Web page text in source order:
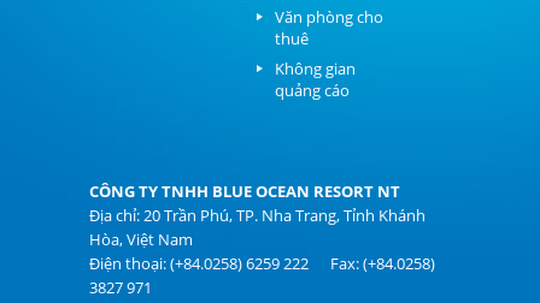
Văn phòng cho
thuê
Không gian
quảng cáo
CÔNG TY TNHH BLUE OCEAN RESORT NT
Địa chỉ: 20 Trần Phú, TP. Nha Trang, Tỉnh Khánh
Hòa, Việt Nam
Điện thoại: (+84.0258) 6259 222 Fax: (+84.0258)
3827 971